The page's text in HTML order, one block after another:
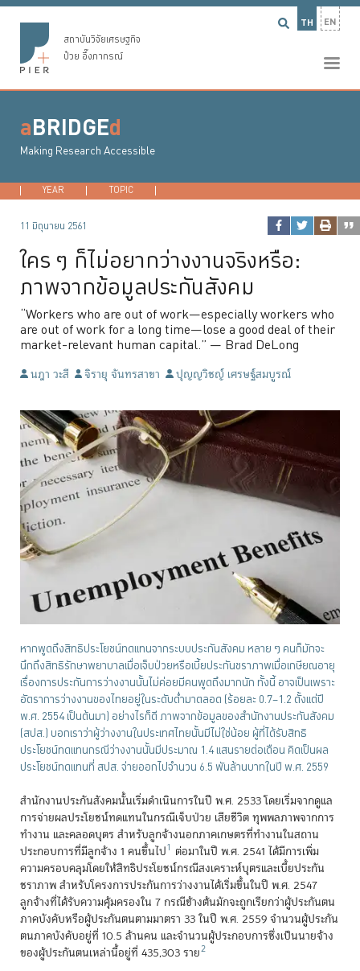
TH EN
สถาบันวิจัยเศรษฐกิจ
ป๋วย อึ๊งภากรณ์
aBRIDGEd
Making Research Accessible
YEAR 2026 2025
TOPIC
11 มิถุนายน 2561
ใคร ๆ ก็ไม่อยากว่างงานจริงหรือ:
ภาพจากข้อมูลประกันสังคม
“Workers who are out of work—especially workers who
are out of work for a long time—lose a good deal of their
market-relevant human capital.” — Brad DeLong
นฎา วะสี จิรายุ จันทรสาขา ปุญญวิชญ์ เศรษฐ์สมบูรณ์
หากพูดถึงสิทธิประโยชน์ทดแทนจากระบบประกันสังคม หลาย ๆ คนก็มักจะ
นึกถึงสิทธิรักษาพยาบาลเมื่อเจ็บป่วยหรือเบี้ยประกันชราภาพเมื่อเกษียณอายุ
เรื่องการประกันการว่างงานนั้นไม่ค่อยมีคนพูดถึงมากนัก ทั้งนี้ อาจเป็นเพราะ
อัตราการว่างงานของไทยอยู่ในระดับต่ำมาตลอด (ร้อยละ 0.7–1.2 ตั้งแต่ปี
พ.ศ. 2554 เป็นต้นมา) อย่างไรก็ดี ภาพจากข้อมูลของสำนักงานประกันสังคม
(สปส.) บอกเราว่าผู้ว่างงานในประเทศไทยนั้นมีไม่ใช่น้อย ผู้ที่ได้รับสิทธิ
ประโยชน์ทดแทนกรณีว่างงานนั้นมีประมาณ 1.4 แสนรายต่อเดือน คิดเป็นผล
ประโยชน์ทดแทนที่ สปส. จ่ายออกไปจำนวน 6.5 พันล้านบาทในปี พ.ศ. 2559
สำนักงานประกันสังคมนั้นเริ่มดำเนินการในปี พ.ศ. 2533 โดยเริ่มจากดูแล
การจ่ายผลประโยชน์ทดแทนในกรณีเจ็บป่วย เสียชีวิต ทุพพลภาพจากการ
ทำงาน และคลอดบุตร สำหรับลูกจ้างนอกภาคเกษตรที่ทำงานในสถาน
ประกอบการที่มีลูกจ้าง 1 คนขึ้นไป1 ต่อมาในปี พ.ศ. 2541 ได้มีการเพิ่ม
ความครอบคลุมโดยให้สิทธิประโยชน์กรณีสงเคราะห์บุตรและเบี้ยประกัน
ชราภาพ สำหรับโครงการประกันการว่างงานได้เริ่มขึ้นในปี พ.ศ. 2547
ลูกจ้างที่ได้รับความคุ้มครองใน 7 กรณีข้างต้นมักจะถูกเรียกว่าผู้ประกันตน
ภาคบังคับหรือผู้ประกันตนตามมาตรา 33 ในปี พ.ศ. 2559 จำนวนผู้ประกัน
ตนภาคบังคับอยู่ที่ 10.5 ล้านคน และจำนวนผู้ประกอบการซึ่งเป็นนายจ้าง
ของผู้ประกันตนเหล่านี้อยู่ที่ 435,303 ราย2